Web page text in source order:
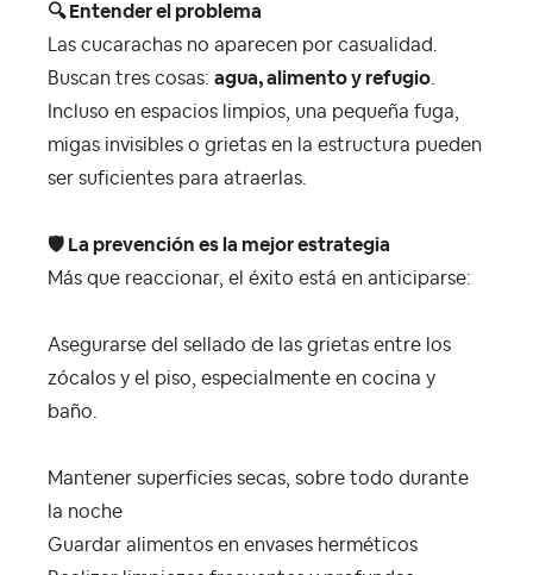
🔍Entender el problema
Las cucarachas no aparecen por casualidad.
Buscan tres cosas: agua, alimento y refugio
Incluso en espacios limpios, una pequeña fuga,
migas invisibles o grietas en la estructura pueden
ser suficientes para atraerlas.
🛡 ️ La prevención es la mejor estrategia
Más que reaccionar, el éxito está en anticiparse:
Asegurarse del sellado de las grietas entre los
zócalos y el piso, especialmente en cocina y
baño.
Mantener superficies secas, sobre todo durante
la noche
Guardar alimentos en envases herméticos